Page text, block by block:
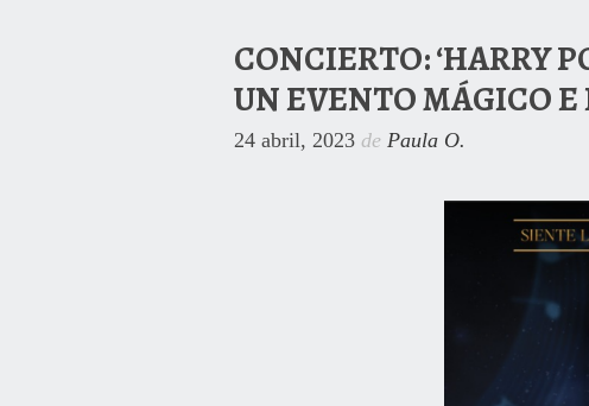
CONCIERTO: ‘HARRY
UN EVENTO MÁGICO
24 abril, 2023 de Paula O.